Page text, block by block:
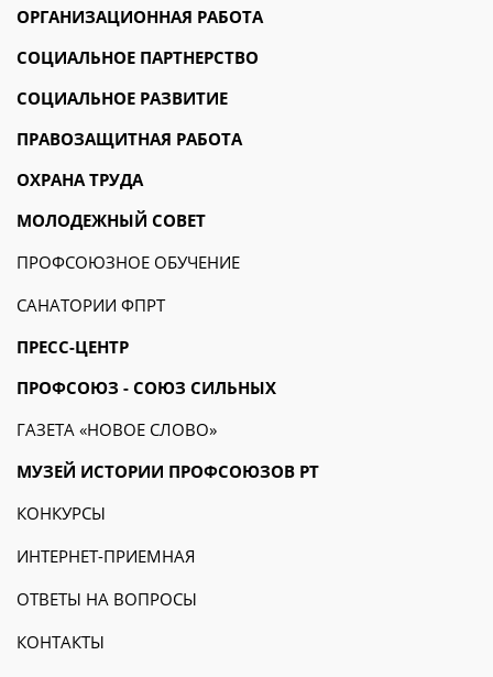
ОРГАНИЗАЦИОННАЯ РАБОТА
СОЦИАЛЬНОЕ ПАРТНЕРСТВО
СОЦИАЛЬНОЕ РАЗВИТИЕ
ПРАВОЗАЩИТНАЯ РАБОТА
ОХРАНА ТРУДА
МОЛОДЕЖНЫЙ СОВЕТ
ПРОФСОЮЗНОЕ ОБУЧЕНИЕ
САНАТОРИИ ФПРТ
ПРЕСС-ЦЕНТР
ПРОФСОЮЗ - СОЮЗ СИЛЬНЫХ
ГАЗЕТА «НОВОЕ СЛОВО»
МУЗЕЙ ИСТОРИИ ПРОФСОЮЗОВ РТ
КОНКУРСЫ
ИНТЕРНЕТ-ПРИЕМНАЯ
ОТВЕТЫ НА ВОПРОСЫ
КОНТАКТЫ